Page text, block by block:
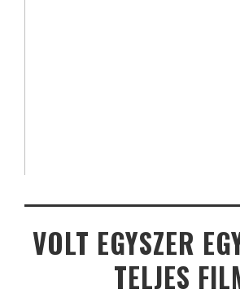
VOLT EGYSZER
TELJES